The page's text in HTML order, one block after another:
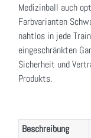
Medizinball auch
Farbvarianten
nahtlos in jede
eingeschränkten
Sicherheit und
Produkts.
Beschreibung